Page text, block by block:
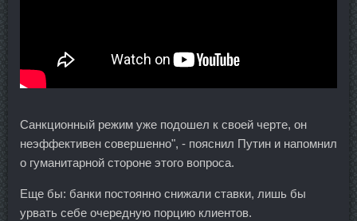
Санкционный режим уже подошел к своей черте, он
неэффективен совершенно", - пояснил Путин и напомнил
о гуманитарной стороне этого вопроса.
Еще бы: банки постоянно снижали ставки, лишь бы
урвать себе очередную порцию клиентов.